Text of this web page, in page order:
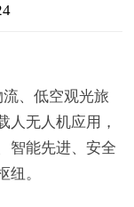
、低空观光旅
人无人机应用，
智能先进、安全
纽。